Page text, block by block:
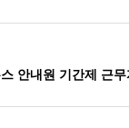
안내원 기간제 근